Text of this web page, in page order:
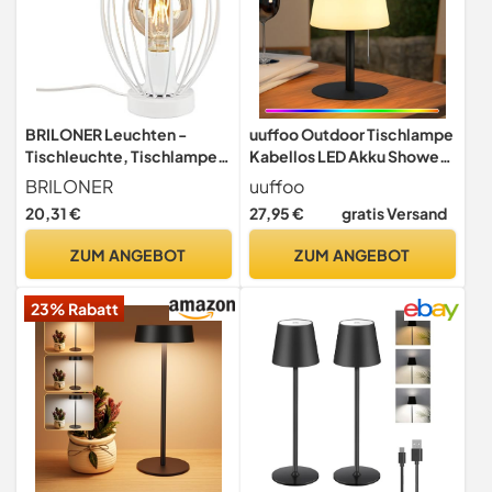
BRILONER Leuchten -
Tischleuchte, Tischlampe,
Nachttischleuchte,
Nachttischlampe,
Schreibtischlampe, 1x E27,
175x256mm (DxH), 7026-
BRILONER
20,31 €
ZUM ANGEBOT
uuffoo Outdoor Tischlampe
Kabellos LED Akku Shower
Lamp Waterproof
duschlampe Warmweiß &
RGB, USB-C Aufladbar, 8-
Garten Balkon Terrasse
uuffoo
27,95 € gratis Versand
ZUM ANGEBOT
23% Rabatt